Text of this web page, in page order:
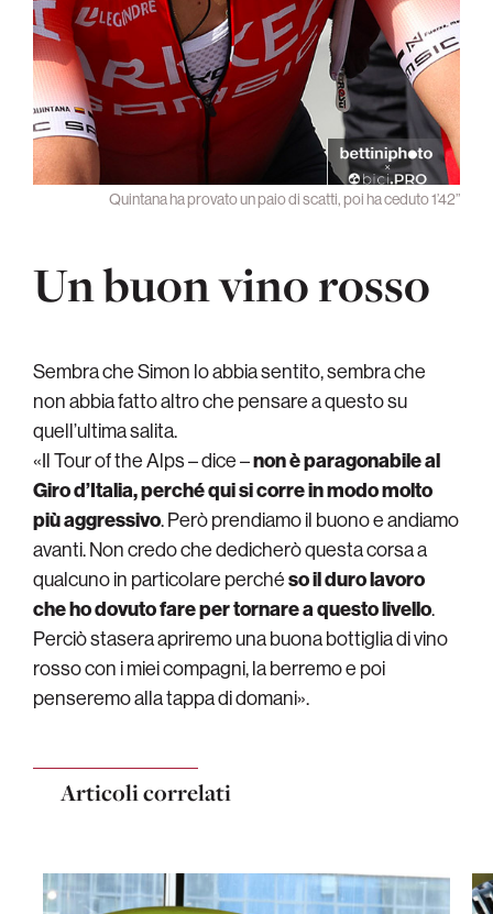
Quintana ha provato un paio di scatti, poi ha ceduto 1’42”
Un buon vino rosso
Sembra che Simon lo abbia sentito, sembra che
non abbia fatto altro che pensare a questo su
quell’ultima salita.
«Il Tour of the Alps – dice –non è paragonabile al
Giro d’Italia, perché qui si corre in modo molto
più aggressivo. Però prendiamo il buono e andiamo
avanti. Non credo che dedicherò questa corsa a
qualcuno in particolare perchéso il duro lavoro
che ho dovuto fare per tornare a questo livello.
Perciò stasera apriremo una buona bottiglia di vino
rosso con i miei compagni, la berremo e poi
penseremo alla tappa di domani».
Articoli correlati